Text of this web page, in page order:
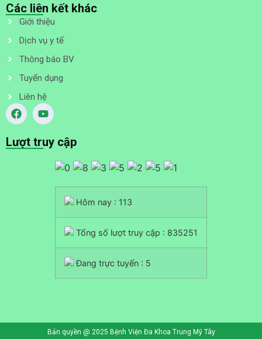
Các liên kết khác
Giới thiệu
Dịch vụ y tế
Thông báo BV
Tuyển dụng
Liên hệ
Lượt truy cập
Hôm nay : 113
Tổng số lượt truy cập : 835251
Đang trực tuyến : 5
Bản quyền @ 2025 Bệnh Viện Đa Khoa Trung Mỹ Tây